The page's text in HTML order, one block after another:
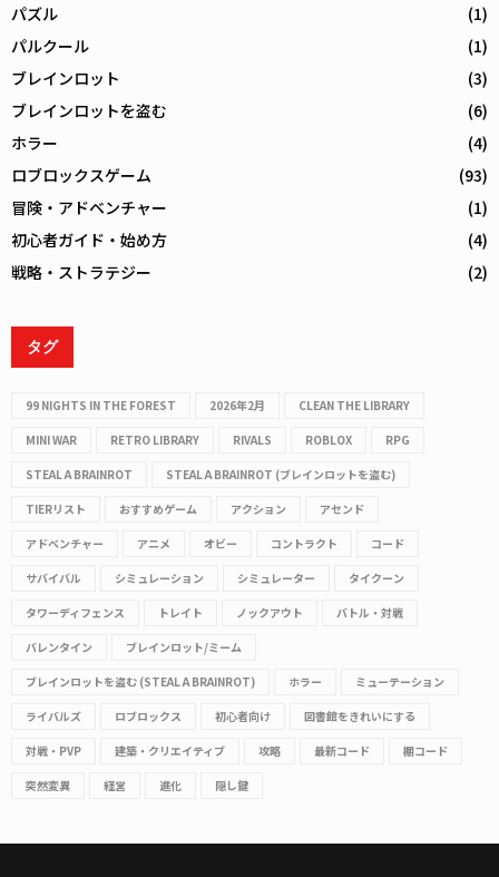
パズル
(1)
パルクール
(1)
ブレインロット
(3)
ブレインロットを盗む
(6)
ホラー
(4)
ロブロックスゲーム
(93)
冒険・アドベンチャー
(1)
初心者ガイド・始め方
(4)
戦略・ストラテジー
(2)
タグ
99 NIGHTS IN THE FOREST 2026年2月 CLEAN THE LIBRARY
MINI WAR RETRO LIBRARY RIVALS ROBLOX RPG
STEAL A BRAINROT STEAL A BRAINROT (ブレインロットを盗む)
TIERリスト おすすめゲーム アクション アセンド
アドベンチャー アニメ オビー コントラクト コード
サバイバル シミュレーション シミュレーター タイクーン
タワーディフェンス トレイト ノックアウト バトル・対戦
バレンタイン ブレインロット/ミーム
ブレインロットを盗む (STEAL A BRAINROT) ホラー ミューテーション
ライバルズ ロブロックス 初心者向け 図書館をきれいにする
対戦・PVP 建築・クリエイティブ 攻略 最新コード 棚コード
突然変異 経営 進化 隠し鍵